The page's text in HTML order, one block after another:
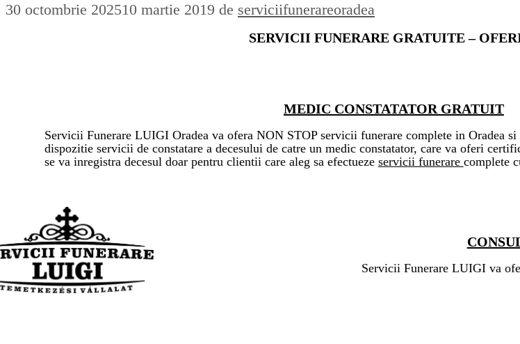
30 octombrie 202510 martie 2019 de serviciifunerareoradea
SERVICII FUNERARE GRATUITE –
MEDIC CONSTATATOR GRATUIT
Servicii Funerare LUIGI Oradea va ofera NON STOP servicii funerare complete in Oradea
dispozitie servicii de constatare a decesului de catre un medic constatator, care va oferi
se va inregistra decesul doar pentru clientii care aleg sa efectueze servicii funerare complete
Servicii Funerare LUIGI va